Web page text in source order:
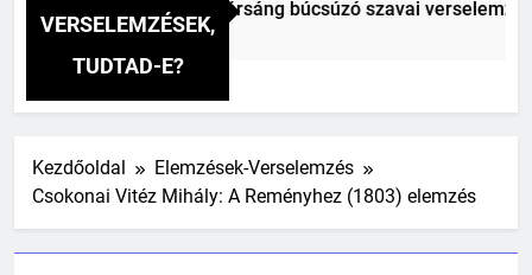
VERSELEMZÉSEK,
TUDTAD-E?
Vitéz Mihály: A fársáng búcsúzó szavai verselemzés
Kezdőoldal
Elemzések-Verselemzés
Csokonai Vitéz Mihály: A Reményhez (1803) elemzés